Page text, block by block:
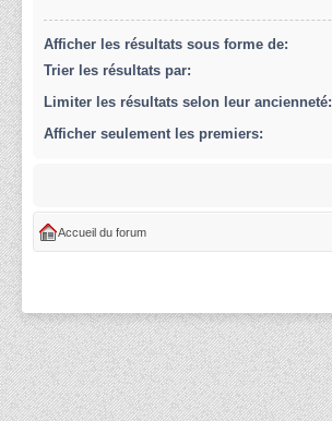
Afficher les résultats sous forme de:
Trier les résultats par:
Limiter les résultats selon leur ancienneté:
Afficher seulement les premiers:
Accueil du forum